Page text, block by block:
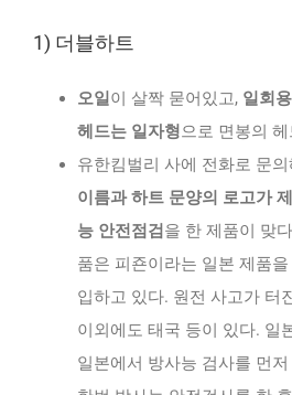
1) 더블하트
오일 이 살짝 묻어있고, 일회
헤드는 일자형 으로 면봉의
유한킴벌리 사에 전화로 문
이름과 하트 문양의 로고가
능 안전점검 을 한 제품이 맞
품은 피죤이라는 일본 제품
입하고 있다. 원전 사고가 터
이외에도 태국 등이 있다. 일
일본에서 방사능 검사를 먼